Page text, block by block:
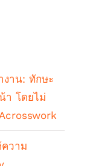
งาน: ทักษะ
า โดยไม่
ความ